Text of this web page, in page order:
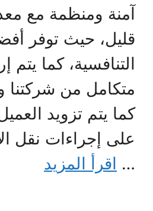
آمنة ومنظمة مع
قليل، حيث توفر
التنافسية، كما
متكامل من شركتنا
كما يتم تزويد
على إجراءات نقل
… اقرأ المزيد